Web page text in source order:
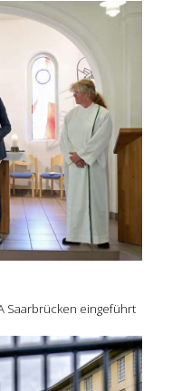
Saarbrücken eingeführt